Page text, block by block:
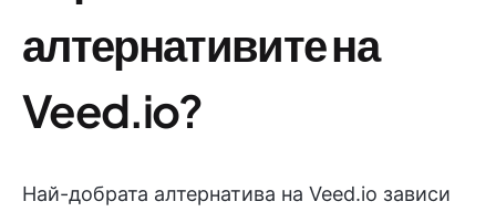
алтернативите на
Veed.io?
Най-добрата алтернатива на Veed.io зависи